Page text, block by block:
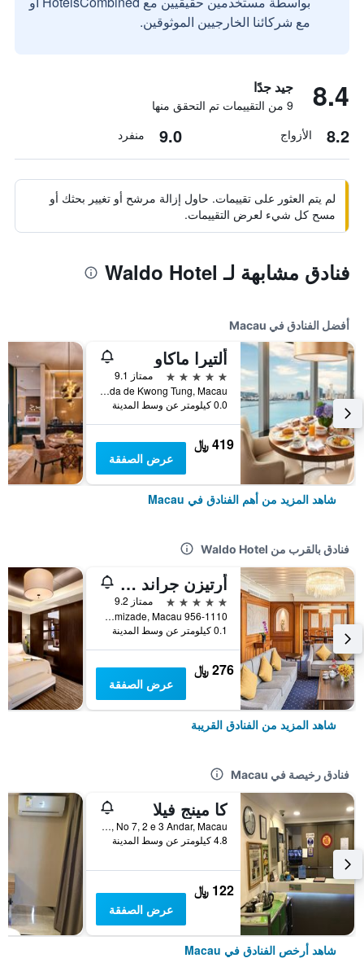
مع شركائنا الخارجيين الموثوقين.
8.4 جيد جدًا
9 من التقييمات تم التحقق منها
8.2 الأزواج 9.0 منفرد
لم يتم العثور على تقييمات. حاول إزالة مرشح أو تغيير بحثك أو
مسح كل شيء لعرض التقييمات.
فنادق مشابهة لـ Waldo Hotel
أفضل الفنادق في Macau
ألتيرا ماكاو
5 نجوم
ممتاز 9.1
Avenida de Kwong Tung, Macau
0.0 كيلومتر عن وسط المدينة
419 ﷼
عرض الصفقة
شاهد المزيد من أهم الفنادق في Macau
فنادق بالقرب من Waldo Hotel
أرتيزن جراند لابا ماكاو
5 نجوم
ممتاز 9.2
956-1110 Avenida Da Amizade, Macau
0.1 كيلومتر عن وسط المدينة
276 ﷼
عرض الصفقة
شاهد المزيد من الفنادق القريبة
فنادق رخيصة في Macau
كا مينج فيلا
Rua Madeira, Edf, Kam Hou, No 7, 2 e 3 Andar, Macau
4.8 كيلومتر عن وسط المدينة
122 ﷼
عرض الصفقة
شاهد أرخص الفنادق في Macau